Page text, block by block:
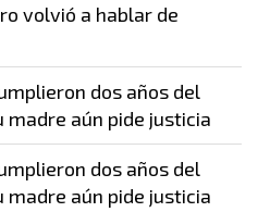
volvió a hablar de
dos años del
madre aún pide justicia
dos años del
madre aún pide justicia